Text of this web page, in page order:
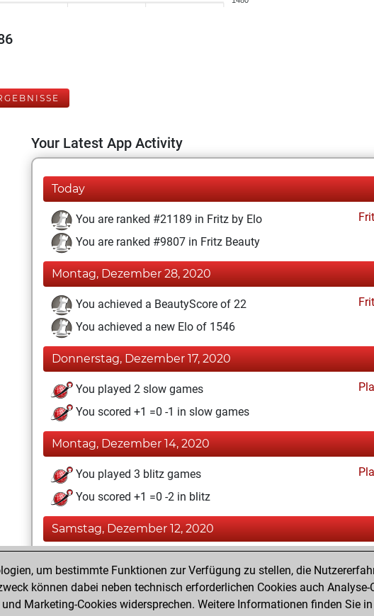
Your Latest App Activity
Today
You are ranked #21189 in Fritz by Elo
You are ranked #9807 in Fritz Beauty
Montag, Dezember 28, 2020
You achieved a BeautyScore of 22
You achieved a new Elo of 1546
Donnerstag, Dezember 17, 2020
You played 2 slow games
You scored +1 =0 -1 in slow games
Montag, Dezember 14, 2020
You played 3 blitz games
You scored +1 =0 -2 in blitz
Samstag, Dezember 12, 2020
You played 2 bullet games
You scored +0 =0 -2 in bullet
um bestimmte Funktionen zur Verfügung zu stellen, die
können dabei neben technisch erforderlichen Cookies auch
Marketing-Cookies widersprechen. Weitere Informationen finden Sie